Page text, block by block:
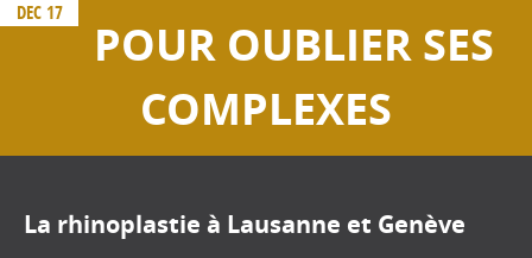
DEC 17
POUR OUBLIER SES
COMPLEXES
La rhinoplastie à Lausanne et Genève